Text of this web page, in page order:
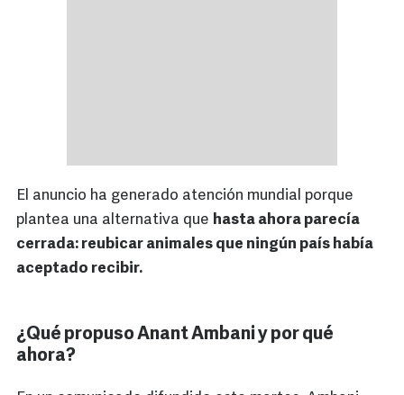
El anuncio ha generado atención mundial porque
plantea una alternativa que hasta ahora parecía
cerrada: reubicar animales que ningún país había
aceptado recibir.
¿Qué propuso Anant Ambani y por qué
ahora?